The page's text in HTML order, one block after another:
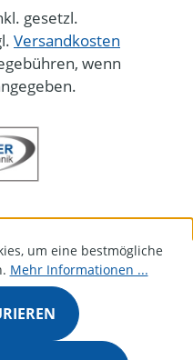
gesetzl.
Versandkosten
wenn
um eine bestmögliche
Mehr Informationen ...